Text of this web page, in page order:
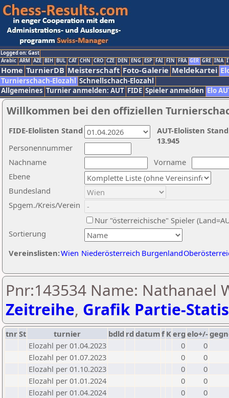
Logged on: Gast
Arabic ARM AZE BIH BUL CAT CHN CRO CZE DEN ENG ESP FAI FIN FRA GER GRE INA
Home TurnierDB Meisterschaft Foto-Galerie Meldekartei
Turnierschach-Elozahl Schnellschach-Elozahl
Allgemeines Turnier anmelden: AUT FIDE Spieler anmelden Elo
Willkommen bei den offiziellen
Nachname
Vorname
Ebene
Sortierung
Personennummer
Bundesland
Spgem./Kreis/Verein
Nur "österreichische" Spieler
Vereinslisten:Wien Niederösterreich Burgenland
AUT-Elolisten
13.945
FIDE-Elolisten Stand
Pnr:143534 Name: Nathanael
Zeitreihe, Grafik Partie-
tnrSt turnier bdld rd datumf Kerg elo+/-
Elozahl per 01.04.2023
0
0
Elozahl per 01.07.2023
0
0
Elozahl per 01.10.2023
0
0
Elozahl per 01.01.2024
0
0
Elozahl per 01.04.2024
0
0